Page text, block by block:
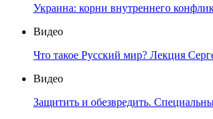
Украина: корни внутреннего
Видео
Что такое Русский мир? Лекция
Видео
Защитить и обезвредить.